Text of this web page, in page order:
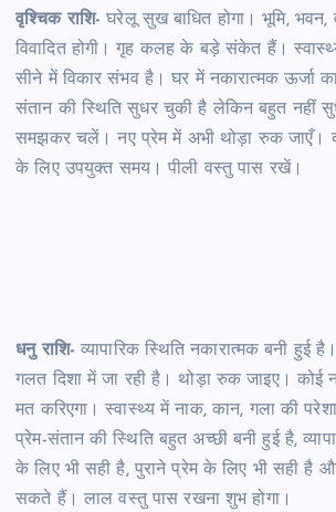
वृश्चिक राशि- घरेलू सुख बाधित होगा। भूमि, भवन,
विवादित होगी। गृह कलह के बड़े संकेत हैं। स्वास्थ्य
सीने में विकार संभव है। घर में नकारात्मक ऊर्जा
संतान की स्थिति सुधर चुकी है लेकिन बहुत नहीं
समझकर चलें। नए प्रेम में अभी थोड़ा रुक जाएँ।
के लिए उपयुक्त समय। पीली वस्तु पास रखें।
धनु राशि- व्यापारिक स्थिति नकारात्मक बनी हुई
गलत दिशा में जा रही है। थोड़ा रुक जाइए। कोई
मत करिएगा। स्वास्थ्य में नाक, कान, गला की
प्रेम-संतान की स्थिति बहुत अच्छी बनी हुई है,
के लिए भी सही है, पुराने प्रेम के लिए भी सही है
सकते हैं। लाल वस्तु पास रखना शुभ होगा।